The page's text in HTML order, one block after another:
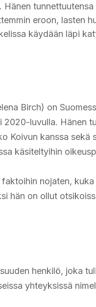
eroon, lasten
käydään läpi
Birch) on
luvulla. Hänen
Koivun kanssa sekä
käsiteltyihin
nojaten,
hän on ollut
henkilö, joka
yhteyksissä